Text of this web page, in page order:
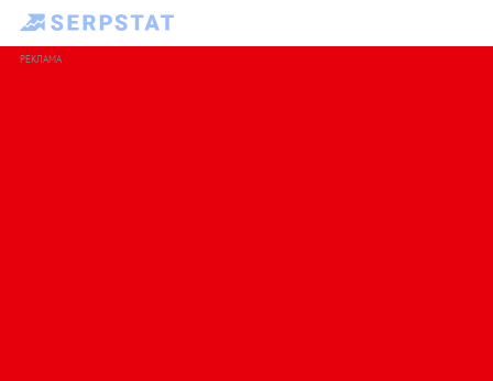
РЕКЛАМА